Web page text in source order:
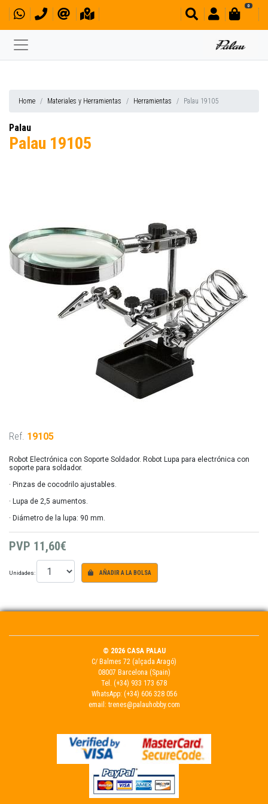
0
Home Materiales y Herramientas Herramientas Palau 19105
Palau
Palau 19105
Ref. 19105
Robot Electrónica con Soporte Soldador. Robot Lupa para electrónica con
soporte para soldador.
· Pinzas de cocodrilo ajustables.
· Lupa de 2,5 aumentos.
· Diámetro de la lupa: 90 mm.
PVP 11,60€
Unidades: AÑADIR A LA BOLSA
© 2026 CASA PALAU
C/ Balmes 72 (alçada Aragó)
08007 Barcelona (Spain)
Tel. (+34) 933 173 678
WhatsApp: (+34) 606 328 056
email: trenes@palauhobby.com